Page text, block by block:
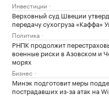
Инвестиции
Верховный суд Швеции
передачу сухогруза «Каффа»
Политика
РНПК продолжит
военные риски в Азовском и
морях
Бизнес
Минэк подготовит меры
пострадавших из-за атак на